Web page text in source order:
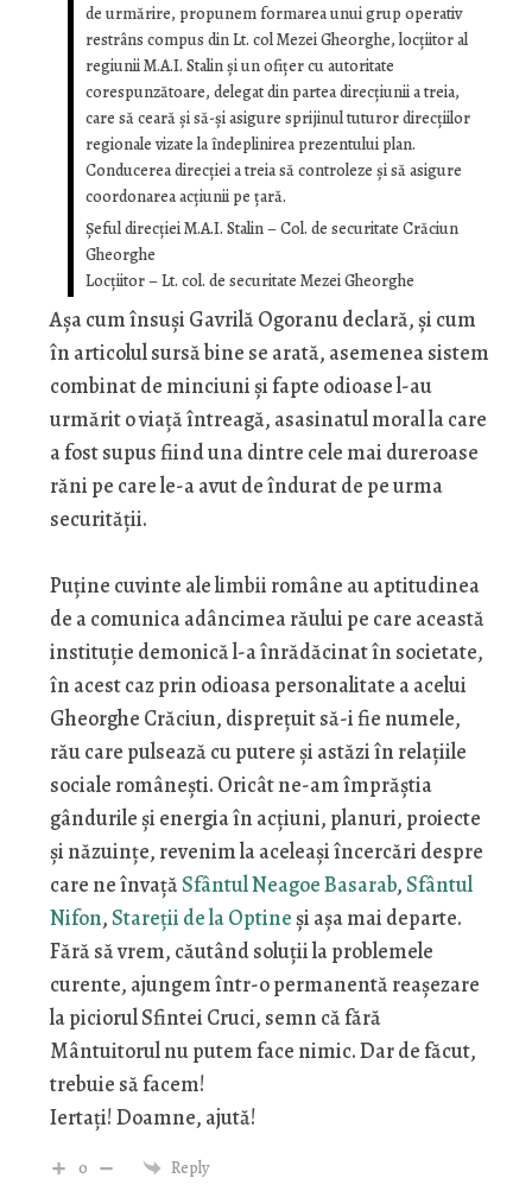
de urmărire, propunem formarea unui grup operativ
restrâns compus din Lt. col Mezei Gheorghe, locţiitor al
regiunii M.A.I. Stalin şi un ofiţer cu autoritate
corespunzătoare, delegat din partea direcţiunii a treia,
care să ceară şi să-şi asigure sprijinul tuturor direcţiilor
regionale vizate la îndeplinirea prezentului plan.
Conducerea direcţiei a treia să controleze şi să asigure
coordonarea acţiunii pe ţară.
Şeful direcţiei M.A.I. Stalin – Col. de securitate Crăciun
Gheorghe
Locţiitor – Lt. col. de securitate Mezei Gheorghe
Aşa cum însuşi Gavrilă Ogoranu declară, şi cum
în articolul sursă bine se arată, asemenea sistem
combinat de minciuni şi fapte odioase l-au
urmărit o viaţă întreagă, asasinatul moral la care
a fost supus fiind una dintre cele mai dureroase
răni pe care le-a avut de îndurat de pe urma
securităţii.
Puţine cuvinte ale limbii române au aptitudinea
de a comunica adâncimea răului pe care această
instituţie demonică l-a înrădăcinat în societate,
în acest caz prin odioasa personalitate a acelui
Gheorghe Crăciun, dispreţuit să-i fie numele,
rău care pulsează cu putere şi astăzi în relaţiile
sociale româneşti. Oricât ne-am împrăştia
gândurile şi energia în acţiuni, planuri, proiecte
şi năzuinţe, revenim la aceleaşi încercări despre
care ne învaţăSfântul Neagoe Basarab,Sfântul
Nifon,Stareţii de la Optineşi aşa mai departe.
Fără să vrem, căutând soluţii la problemele
curente, ajungem într-o permanentă reaşezare
la piciorul Sfintei Cruci, semn că fără
Mântuitorul nu putem face nimic. Dar de făcut,
trebuie să facem!
Iertaţi! Doamne, ajută!
0 Reply